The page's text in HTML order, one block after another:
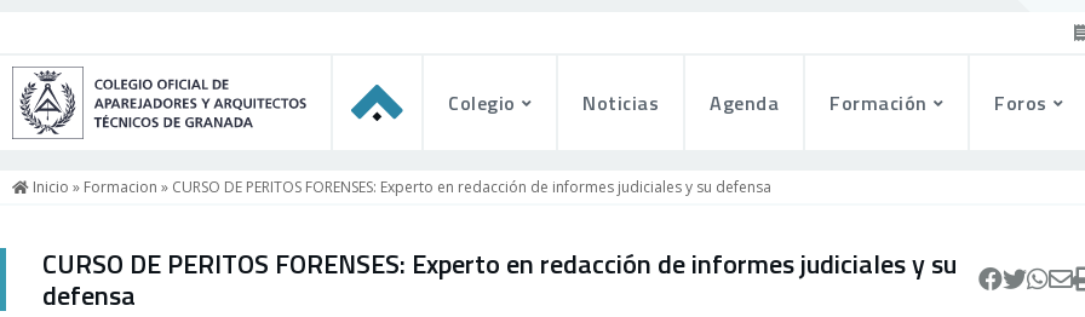
Colegio Noticias Agenda Formación Foros
Inicio » Formacion » CURSO DE PERITOS FORENSES: Experto en redacción de informes judiciales y su defensa
CURSO DE PERITOS FORENSES: Experto en redacción de informes judiciales y su
defensa